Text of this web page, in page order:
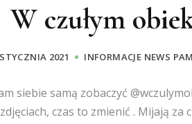
W czułym
2021 INFORMACJE NEWS
siebie samą zobaczyć
czas to zmienić . Mijają